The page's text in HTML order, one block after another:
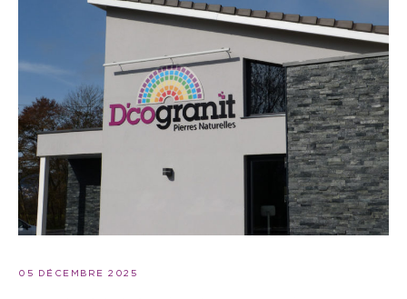
05 DÉCEMBRE 2025